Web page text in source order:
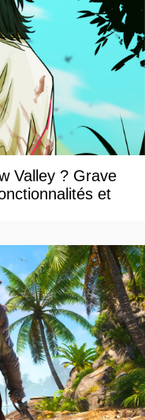
Valley ? Grave
et